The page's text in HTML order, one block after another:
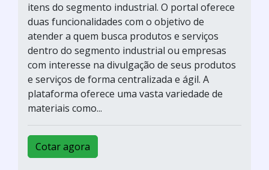
itens do segmento industrial. O portal oferece
duas funcionalidades com o objetivo de
atender a quem busca produtos e serviços
dentro do segmento industrial ou empresas
com interesse na divulgação de seus produtos
e serviços de forma centralizada e ágil. A
plataforma oferece uma vasta variedade de
materiais como...
Cotar agora